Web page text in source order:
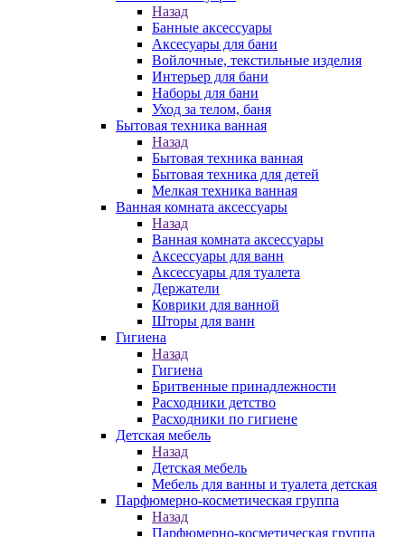
Назад
Банные аксессуары
Аксесуары для бани
Войлочные, текстильные изделия
Интерьер для бани
Наборы для бани
Уход за телом, баня
Бытовая техника ванная
Назад
Бытовая техника ванная
Бытовая техника для детей
Мелкая техника ванная
Ванная комната аксессуары
Назад
Ванная комната аксессуары
Аксессуары для ванн
Аксессуары для туалета
Держатели
Коврики для ванной
Шторы для ванн
Гигиена
Назад
Гигиена
Бритвенные принадлежности
Расходники детство
Расходники по гигиене
Детская мебель
Назад
Детская мебель
Мебель для ванны и туалета детская
Парфюмерно-косметическая группа
Назад
Парфюмерно-косметическая группа